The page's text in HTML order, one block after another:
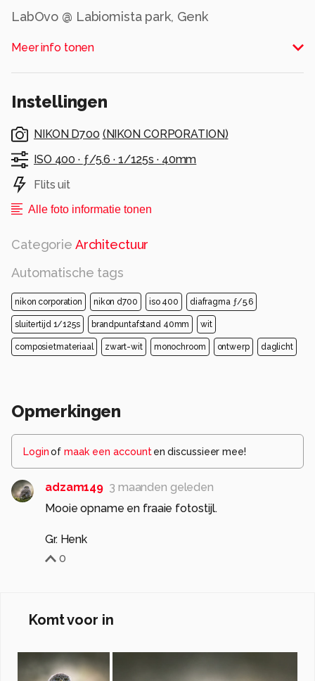
LabOvo @ Labiomista park, Genk
Alle rechten voorbehouden
Meer info tonen
Instellingen
NIKON D700 ( NIKON CORPORATION)
ISO 400 · ƒ/5.6 · 1/125s · 40mm
Flits uit
Alle foto informatie tonen
Categorie Architectuur
Automatische tags
nikon corporation nikon d700 iso 400 diafragma ƒ/5.6
sluitertijd 1/125s brandpuntafstand 40mm wit
composietmateriaal zwart-wit monochroom ontwerp daglicht
Opmerkingen
Loginof maak een account en discussieer mee!
adzam149 3 maanden geleden
Mooie opname en fraaie fotostijl.
Gr. Henk
0
Komt voor in